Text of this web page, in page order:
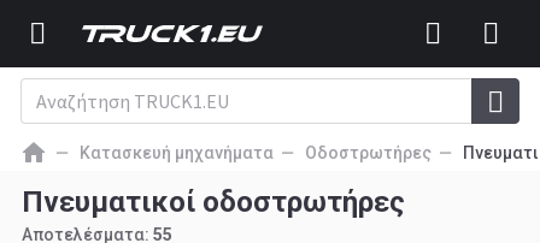
Κατασκευή μηχανήματα Οδοστρωτήρες
Πνευματικοί οδοστρωτήρες
Αποτελέσματα: 55